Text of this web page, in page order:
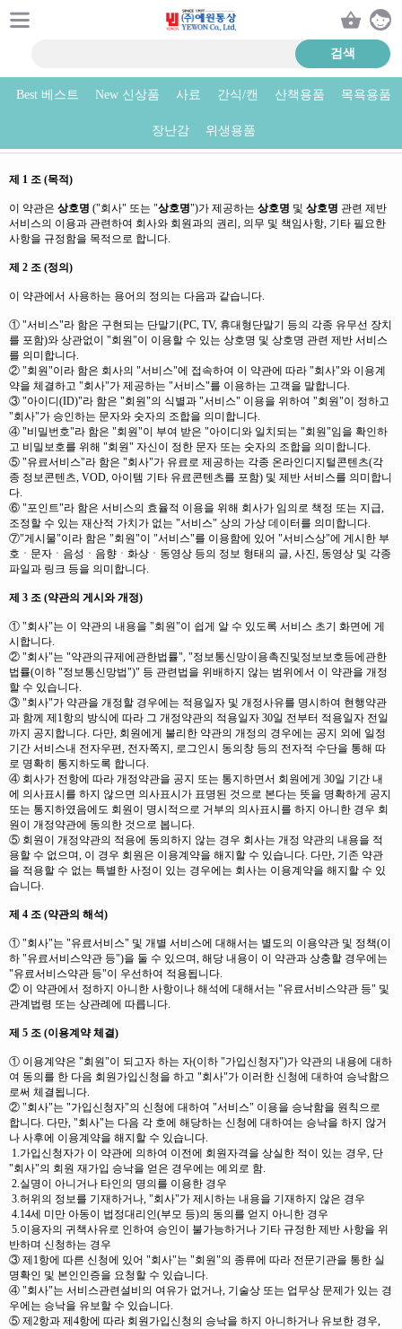
Best 베스트 New 신상품 사료 간식/캔 산책용품 목욕용품
장난감 위생용품
제 1 조 (목적)
이 약관은 상호명 ("회사" 또는 "상호명")가 제공하는 상호명 및 상호명 관련 제반
서비스의 이용과 관련하여 회사와 회원과의 권리, 의무 및 책임사항, 기타 필요한
사항을 규정함을 목적으로 합니다.
제 2 조 (정의)
이 약관에서 사용하는 용어의 정의는 다음과 같습니다.
① "서비스"라 함은 구현되는 단말기(PC, TV, 휴대형단말기 등의 각종 유무선 장치
를 포함)와 상관없이 "회원"이 이용할 수 있는 상호명 및 상호명 관련 제반 서비스
를 의미합니다.
② "회원"이라 함은 회사의 "서비스"에 접속하여 이 약관에 따라 "회사"와 이용계
약을 체결하고 "회사"가 제공하는 "서비스"를 이용하는 고객을 말합니다.
③ "아이디(ID)"라 함은 "회원"의 식별과 "서비스" 이용을 위하여 "회원"이 정하고
"회사"가 승인하는 문자와 숫자의 조합을 의미합니다.
④ "비밀번호"라 함은 "회원"이 부여 받은 "아이디와 일치되는 "회원"임을 확인하
고 비밀보호를 위해 "회원" 자신이 정한 문자 또는 숫자의 조합을 의미합니다.
⑤ "유료서비스"라 함은 "회사"가 유료로 제공하는 각종 온라인디지털콘텐츠(각
종 정보콘텐츠, VOD, 아이템 기타 유료콘텐츠를 포함) 및 제반 서비스를 의미합니
다.
⑥ "포인트"라 함은 서비스의 효율적 이용을 위해 회사가 임의로 책정 또는 지급,
조정할 수 있는 재산적 가치가 없는 "서비스" 상의 가상 데이터를 의미합니다.
⑦"게시물"이라 함은 "회원"이 "서비스"를 이용함에 있어 "서비스상"에 게시한 부
호ㆍ문자ㆍ음성ㆍ음향ㆍ화상ㆍ동영상 등의 정보 형태의 글, 사진, 동영상 및 각종
파일과 링크 등을 의미합니다.
제 3 조 (약관의 게시와 개정)
① "회사"는 이 약관의 내용을 "회원"이 쉽게 알 수 있도록 서비스 초기 화면에 게
시합니다.
② "회사"는 "약관의규제에관한법률", "정보통신망이용촉진및정보보호등에관한
법률(이하 "정보통신망법")" 등 관련법을 위배하지 않는 범위에서 이 약관을 개정
할 수 있습니다.
③ "회사"가 약관을 개정할 경우에는 적용일자 및 개정사유를 명시하여 현행약관
과 함께 제1항의 방식에 따라 그 개정약관의 적용일자 30일 전부터 적용일자 전일
까지 공지합니다. 다만, 회원에게 불리한 약관의 개정의 경우에는 공지 외에 일정
기간 서비스내 전자우편, 전자쪽지, 로그인시 동의창 등의 전자적 수단을 통해 따
로 명확히 통지하도록 합니다.
④ 회사가 전항에 따라 개정약관을 공지 또는 통지하면서 회원에게 30일 기간 내
에 의사표시를 하지 않으면 의사표시가 표명된 것으로 본다는 뜻을 명확하게 공지
또는 통지하였음에도 회원이 명시적으로 거부의 의사표시를 하지 아니한 경우 회
원이 개정약관에 동의한 것으로 봅니다.
⑤ 회원이 개정약관의 적용에 동의하지 않는 경우 회사는 개정 약관의 내용을 적
용할 수 없으며, 이 경우 회원은 이용계약을 해지할 수 있습니다. 다만, 기존 약관
을 적용할 수 없는 특별한 사정이 있는 경우에는 회사는 이용계약을 해지할 수 있
습니다.
제 4 조 (약관의 해석)
① "회사"는 "유료서비스" 및 개별 서비스에 대해서는 별도의 이용약관 및 정책(이
하 "유료서비스약관 등")을 둘 수 있으며, 해당 내용이 이 약관과 상충할 경우에는
"유료서비스약관 등"이 우선하여 적용됩니다.
② 이 약관에서 정하지 아니한 사항이나 해석에 대해서는 "유료서비스약관 등" 및
관계법령 또는 상관례에 따릅니다.
제 5 조 (이용계약 체결)
① 이용계약은 "회원"이 되고자 하는 자(이하 "가입신청자")가 약관의 내용에 대하
여 동의를 한 다음 회원가입신청을 하고 "회사"가 이러한 신청에 대하여 승낙함으
로써 체결됩니다.
② "회사"는 "가입신청자"의 신청에 대하여 "서비스" 이용을 승낙함을 원칙으로
합니다. 다만, "회사"는 다음 각 호에 해당하는 신청에 대하여는 승낙을 하지 않거
나 사후에 이용계약을 해지할 수 있습니다.
1.가입신청자가 이 약관에 의하여 이전에 회원자격을 상실한 적이 있는 경우, 단
"회사"의 회원 재가입 승낙을 얻은 경우에는 예외로 함.
2.실명이 아니거나 타인의 명의를 이용한 경우
3.허위의 정보를 기재하거나, "회사"가 제시하는 내용을 기재하지 않은 경우
4.14세 미만 아동이 법정대리인(부모 등)의 동의를 얻지 아니한 경우
5.이용자의 귀책사유로 인하여 승인이 불가능하거나 기타 규정한 제반 사항을 위
반하며 신청하는 경우
③ 제1항에 따른 신청에 있어 "회사"는 "회원"의 종류에 따라 전문기관을 통한 실
명확인 및 본인인증을 요청할 수 있습니다.
④ "회사"는 서비스관련설비의 여유가 없거나, 기술상 또는 업무상 문제가 있는 경
우에는 승낙을 유보할 수 있습니다.
⑤ 제2항과 제4항에 따라 회원가입신청의 승낙을 하지 아니하거나 유보한 경우,